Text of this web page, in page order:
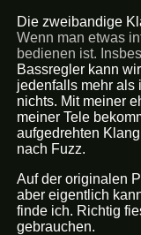
Die zweibandige
Wenn man etwas
bedienen ist.
Bassregler kann
jedenfalls mehr als
nichts. Mit meiner
meiner Tele
aufgedrehten
nach Fuzz.
Auf der originalen
aber eigentlich
finde ich. Richtig
gebrauchen.